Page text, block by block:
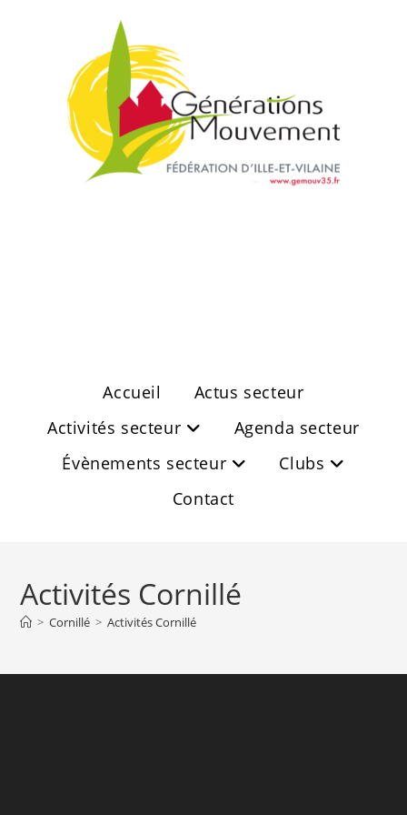
Accueil
Actus secteur
Activités secteur
Agenda secteur
Évènements secteur
Clubs
Contact
Activités Cornillé
> Cornillé > Activités Cornillé